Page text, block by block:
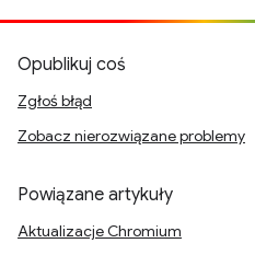
Opublikuj coś
Zgłoś błąd
Zobacz nierozwiązane problemy
Powiązane artykuły
Aktualizacje Chromium